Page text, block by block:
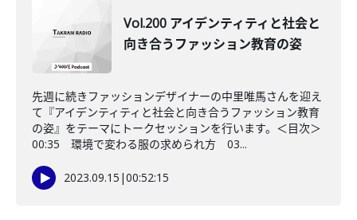
Vol.200 アイデンティティと社会と
向き合うファッション教育の姿
先週に続きファッションデザイナーの中里唯馬さんを迎え
て『アイデンティティと社会と向き合うファッション教育
の姿』をテーマにトークセッションを行います。＜目次＞
00:35 環境で変わる服の求められ方 03...
2023.09.15 |00:52:15